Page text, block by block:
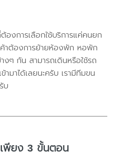
องการเลือกใช้บริการแค่คนยก
าต้องการย้ายห้องพัก หอพัก
งๆ กัน สามารถเดินหรือใช้รถ
ามาได้เลยนะครับ เรามีทีมขน
บ
พียง 3 ขั้นตอน